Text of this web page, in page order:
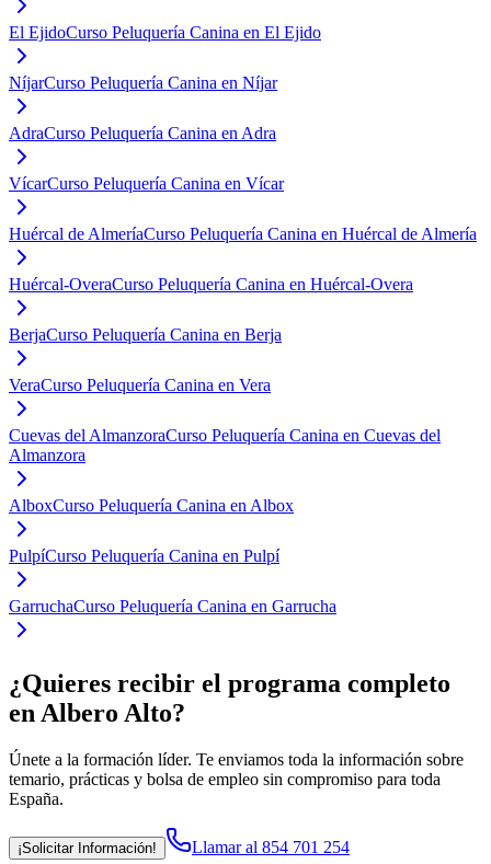
El EjidoCurso Peluquería Canina en El Ejido
NíjarCurso Peluquería Canina en Níjar
AdraCurso Peluquería Canina en Adra
VícarCurso Peluquería Canina en Vícar
Huércal de AlmeríaCurso Peluquería Canina en Huércal de Almería
Huércal-OveraCurso Peluquería Canina en Huércal-Overa
BerjaCurso Peluquería Canina en Berja
VeraCurso Peluquería Canina en Vera
Cuevas del AlmanzoraCurso Peluquería Canina en Cuevas del
Almanzora
AlboxCurso Peluquería Canina en Albox
PulpíCurso Peluquería Canina en Pulpí
GarruchaCurso Peluquería Canina en Garrucha
¿Quieres recibir el programa completo
en Albero Alto?
Únete a la formación líder. Te enviamos toda la información sobre
temario, prácticas y bolsa de empleo sin compromiso para toda
España.
¡Solicitar Información! Llamar al 854 701 254